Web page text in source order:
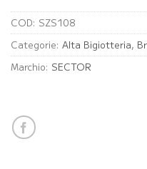
COD: SZS108
Categorie: Alta Bigiotteria,
Marchio: SECTOR